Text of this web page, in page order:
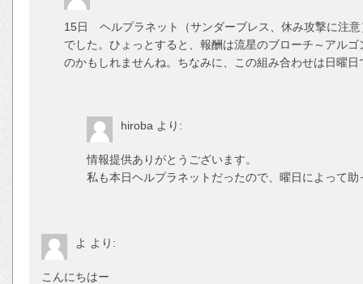
15日 ヘルプラネット（サンダーブレス、休み攻撃に注
でした。ひょっとすると、報酬は流星のブローチ～アル
のかもしれませんね。ちなみに、この組み合わせは日曜日
hiroba より:
情報提供ありがとうございます。
私も本日ヘルプラネットだったので、曜日によって
よ より:
こんにちはー